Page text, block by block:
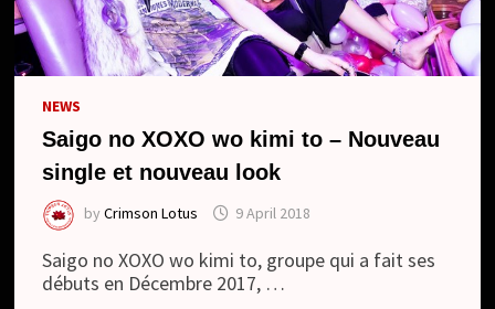
IMA
MADE
LIVE
DE
KYOKU
(SINGLE)
NEWS
Saigo no XOXO wo kimi to – Nouveau
single et nouveau look
byCrimson Lotus 9 April 2018
Saigo no XOXO wo kimi to, groupe qui a fait ses
débuts en Décembre 2017, …